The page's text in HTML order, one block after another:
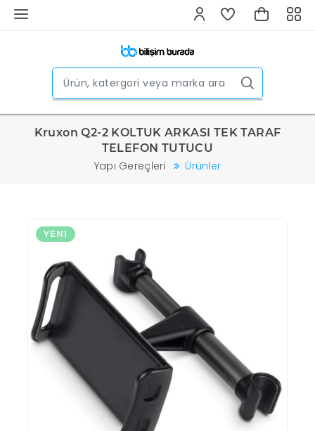
Kruxon Q2-2 KOLTUK ARKASI TEK TARAF
TELEFON TUTUCU
Yapı Gereçleri Ürünler
YENI